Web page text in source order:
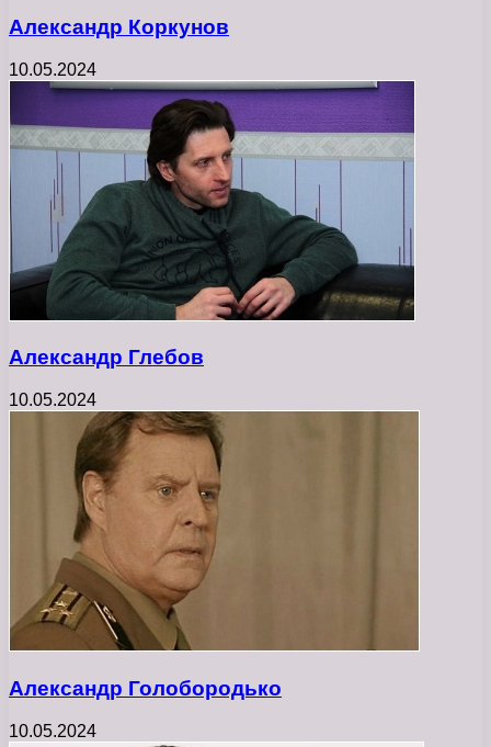
Александр Коркунов
10.05.2024
Александр Глебов
10.05.2024
Александр Голобородько
10.05.2024